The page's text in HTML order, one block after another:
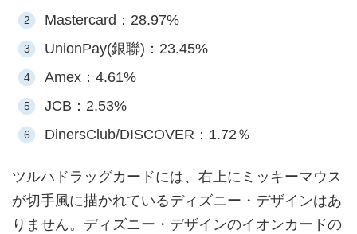
Mastercard：28.97%
UnionPay(銀聯)：23.45%
Amex：4.61%
JCB：2.53%
DinersClub/DISCOVER：1.72％
ツルハドラッグカードには、右上にミッキーマウス
が切手風に描かれているディズニー・デザインはあ
りません。ディズニー・デザインのイオンカードの